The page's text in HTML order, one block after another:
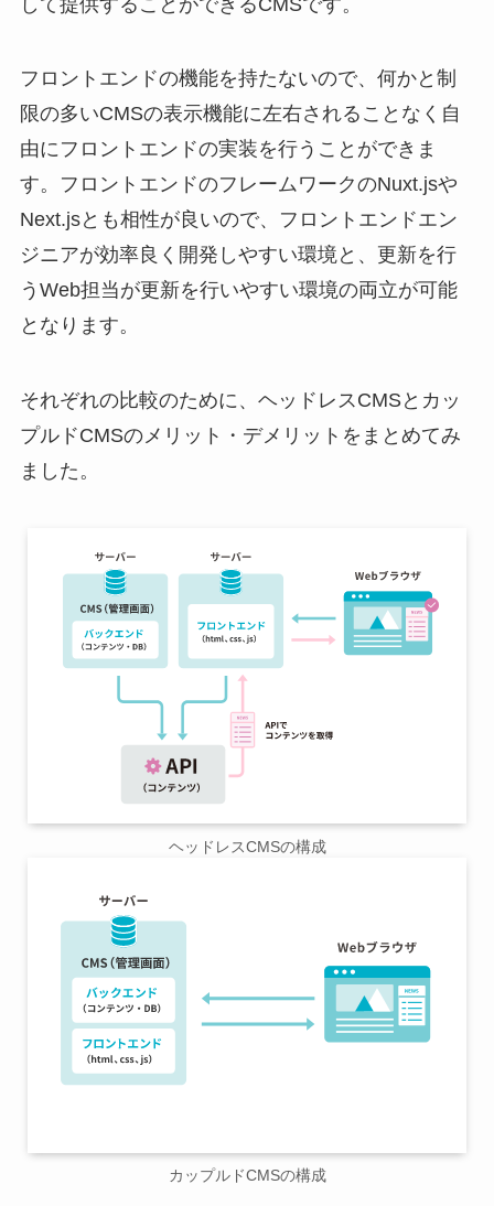
フロントエンドの機能を持たないので、何かと制
限の多いCMSの表示機能に左右されることなく自
由にフロントエンドの実装を行うことができま
す。フロントエンドのフレームワークのNuxt.jsや
Next.jsとも相性が良いので、フロントエンドエン
ジニアが効率良く開発しやすい環境と、更新を行
うWeb担当が更新を行いやすい環境の両立が可能
となります。
それぞれの比較のために、ヘッドレスCMSとカッ
プルドCMSのメリット・デメリットをまとめてみ
ました。
ヘッドレスCMSの構成
カップルドCMSの構成